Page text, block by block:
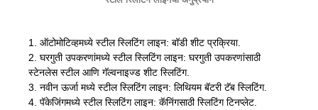
1. ऑटोमोटिव्हमध्ये स्टील स्लिटिंग लाइन: बॉडी शीट प्रक्रिया.
2. घरगुती उपकरणांमध्ये स्टील स्लिटिंग लाइन: घरगुती उपकरणांसाठी
स्टेनलेस स्टील आणि गॅल्वनाइज्ड शीट स्लिटिंग.
3. नवीन ऊर्जा मध्ये स्टील स्लिटिंग लाइन: लिथियम बॅटरी टॅब स्लिटिंग.
4. पॅकेजिंगमध्ये स्टील स्लिटिंग लाइन: कॅनिंगसाठी स्लिटिंग टिनप्लेट.